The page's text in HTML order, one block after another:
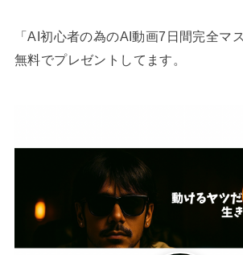
「AI初心者の為のAI動画7日間完全マ
無料でプレゼントしてます。